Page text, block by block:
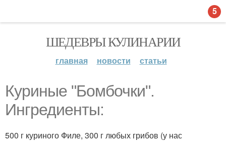
ШЕДЕВРЫ КУЛИНАРИИ
главная новости статьи
Куриные "Бомбочки".
Ингредиенты:
500 г куриного Филе, 300 г любых грибов (у нас
5